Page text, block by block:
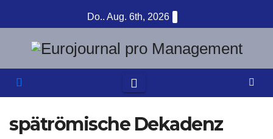
Inhalt
springen
Do.. Aug. 6th, 2026
spätrömische Dekadenz